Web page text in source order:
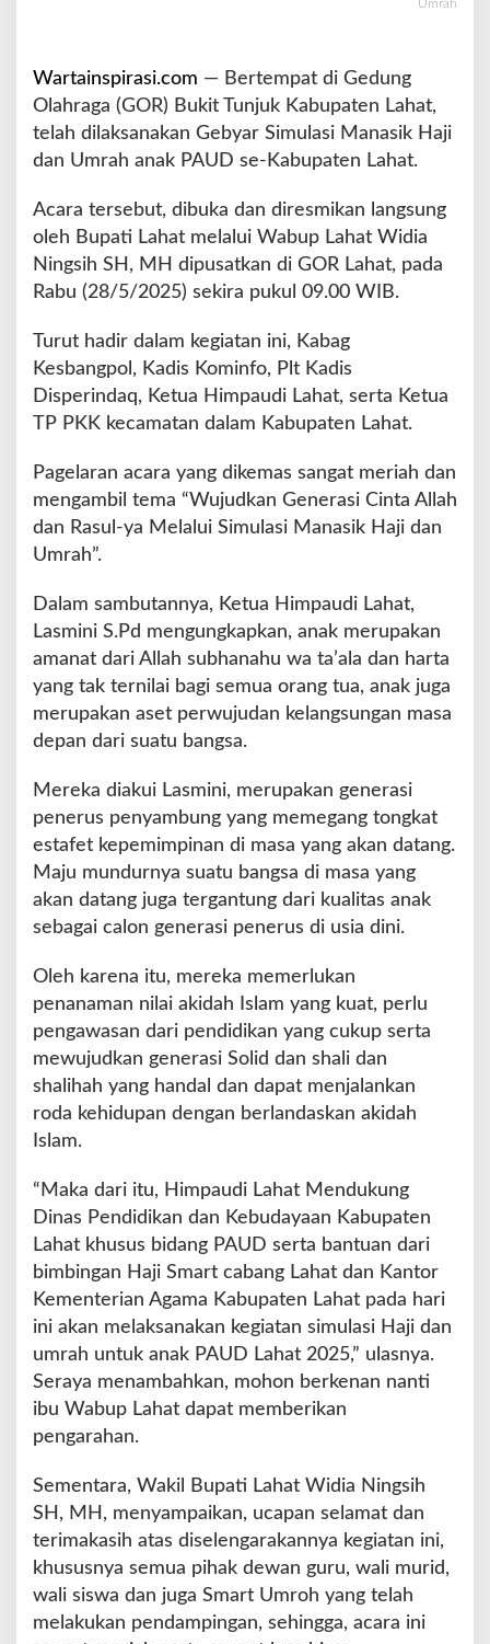
p
a
n
a
h
t
I
u
t
S
i
u
s
a
n
a
i
k
H
d
a
n
m
r
h
Umrah
Wartainspirasi.com — Bertempat di Gedung
Olahraga (GOR) Bukit Tunjuk Kabupaten Lahat,
telah dilaksanakan Gebyar Simulasi Manasik Haji
dan Umrah anak PAUD se-Kabupaten Lahat.
Acara tersebut, dibuka dan diresmikan langsung
oleh Bupati Lahat melalui Wabup Lahat Widia
Ningsih SH, MH dipusatkan di GOR Lahat, pada
Rabu (28/5/2025) sekira pukul 09.00 WIB.
Turut hadir dalam kegiatan ini, Kabag
Kesbangpol, Kadis Kominfo, Plt Kadis
Disperindaq, Ketua Himpaudi Lahat, serta Ketua
TP PKK kecamatan dalam Kabupaten Lahat.
Pagelaran acara yang dikemas sangat meriah dan
mengambil tema “Wujudkan Generasi Cinta Allah
dan Rasul-ya Melalui Simulasi Manasik Haji dan
Umrah”.
Dalam sambutannya, Ketua Himpaudi Lahat,
Lasmini S.Pd mengungkapkan, anak merupakan
amanat dari Allah subhanahu wa ta’ala dan harta
yang tak ternilai bagi semua orang tua, anak juga
merupakan aset perwujudan kelangsungan masa
depan dari suatu bangsa.
Mereka diakui Lasmini, merupakan generasi
penerus penyambung yang memegang tongkat
estafet kepemimpinan di masa yang akan datang.
Maju mundurnya suatu bangsa di masa yang
akan datang juga tergantung dari kualitas anak
sebagai calon generasi penerus di usia dini.
Oleh karena itu, mereka memerlukan
penanaman nilai akidah Islam yang kuat, perlu
pengawasan dari pendidikan yang cukup serta
mewujudkan generasi Solid dan shali dan
shalihah yang handal dan dapat menjalankan
roda kehidupan dengan berlandaskan akidah
Islam.
“Maka dari itu, Himpaudi Lahat Mendukung
Dinas Pendidikan dan Kebudayaan Kabupaten
Lahat khusus bidang PAUD serta bantuan dari
bimbingan Haji Smart cabang Lahat dan Kantor
Kementerian Agama Kabupaten Lahat pada hari
ini akan melaksanakan kegiatan simulasi Haji dan
umrah untuk anak PAUD Lahat 2025,” ulasnya.
Seraya menambahkan, mohon berkenan nanti
ibu Wabup Lahat dapat memberikan
pengarahan.
Sementara, Wakil Bupati Lahat Widia Ningsih
SH, MH, menyampaikan, ucapan selamat dan
terimakasih atas diselengarakannya kegiatan ini,
khususnya semua pihak dewan guru, wali murid,
wali siswa dan juga Smart Umroh yang telah
melakukan pendampingan, sehingga, acara ini